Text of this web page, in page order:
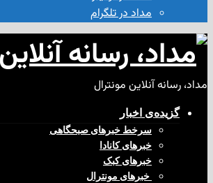
مداد در تلگرام
مونترال
اخبار
سرخط خبرهای صبحگاهی
خبرهای کانادا
خبرهای کبک
‌ خبرهای مونترال